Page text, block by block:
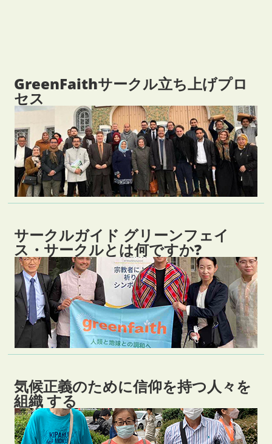
GreenFaithサークル立ち上げプロ
セス
サークルガイド グリーンフェイ
ス・サークルとは何ですか?
気候正義のために信仰を持つ人々を
組織 する